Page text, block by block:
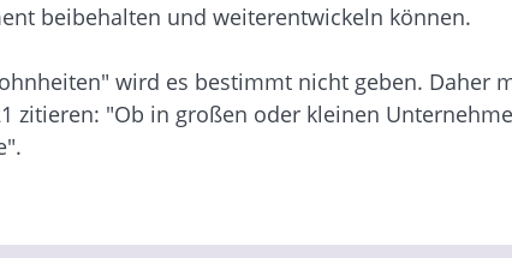
beibehalten und weiterentwickeln können.
wird es bestimmt nicht geben. Daher
zitieren: "Ob in großen oder kleinen